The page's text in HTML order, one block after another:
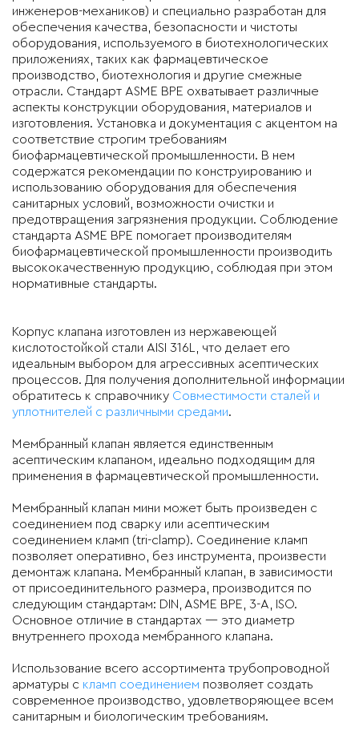
инженеров-механиков) и специально разработан для
обеспечения качества, безопасности и чистоты
оборудования, используемого в биотехнологических
приложениях, таких как фармацевтическое
производство, биотехнология и другие смежные
отрасли. Стандарт ASME BPE охватывает различные
аспекты конструкции оборудования, материалов и
изготовления. Установка и документация с акцентом на
соответствие строгим требованиям
биофармацевтической промышленности. В нем
содержатся рекомендации по конструированию и
использованию оборудования для обеспечения
санитарных условий, возможности очистки и
предотвращения загрязнения продукции. Соблюдение
стандарта ASME BPE помогает производителям
биофармацевтической промышленности производить
высококачественную продукцию, соблюдая при этом
нормативные стандарты.
Корпус клапана изготовлен из нержавеющей
кислотостойкой стали AISI 316L, что делает его
идеальным выбором для агрессивных асептических
процессов. Для получения дополнительной информации
обратитесь к справочнику Совместимости сталей и
уплотнителей с различными средами.
Мембранный клапан является единственным
асептическим клапаном, идеально подходящим для
применения в фармацевтической промышленности.
Мембранный клапан мини может быть произведен с
соединением под сварку или асептическим
соединением кламп (tri-clamp). Соединение кламп
позволяет оперативно, без инструмента, произвести
демонтаж клапана. Мембранный клапан, в зависимости
от присоединительного размера, производится по
следующим стандартам: DIN, ASME BPE, 3-А, ISO.
Основное отличие в стандартах — это диаметр
внутреннего прохода мембранного клапана.
Использование всего ассортимента трубопроводной
арматуры с кламп соединением позволяет создать
современное производство, удовлетворяющее всем
санитарным и биологическим требованиям.